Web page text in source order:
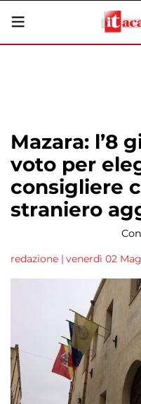
Mazara: l’8
voto per
consigliere
straniero
redazione | venerdì 02